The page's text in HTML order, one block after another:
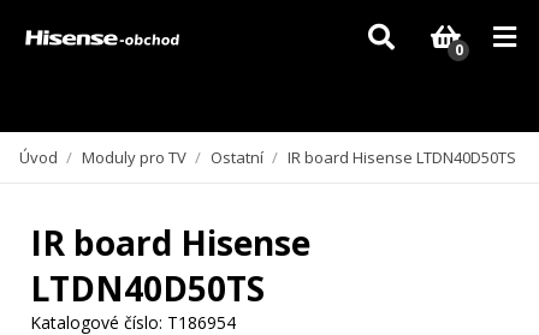
Vzhledem k aktuální situaci se může dodání dílů, které nejsou skladem,
zpozdit. Děkujeme za pochopení.
0
Úvod / Moduly pro TV / Ostatní / IR board Hisense LTDN40D50TS
IR board Hisense
LTDN40D50TS
Katalogové číslo: T186954